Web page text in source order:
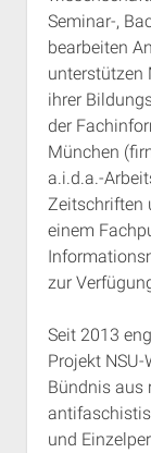
Seminar-,
bearbeiten
unterstützen
ihrer
der
München
a.i.d.a.-
Zeitschriften
einem
zur
Seit 2013
Projekt
Bündnis aus
und